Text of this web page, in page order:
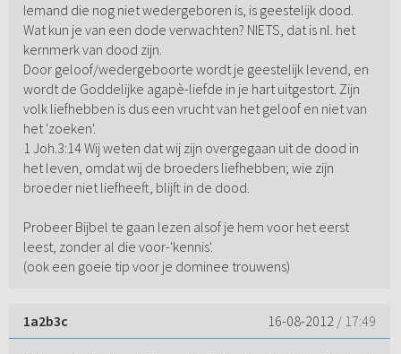
Iemand die nog niet wedergeboren is, is geestelijk dood.
Wat kun je van een dode verwachten? NIETS, dat is nl. het
kernmerk van dood zijn.
Door geloof/wedergeboorte wordt je geestelijk levend, en
wordt de Goddelijke agapè-liefde in je hart uitgestort. Zijn
volk liefhebben is dus een vrucht van het geloof en niet van
het 'zoeken'.
1 Joh.3:14 Wij weten dat wij zijn overgegaan uit de dood in
het leven, omdat wij de broeders liefhebben; wie zijn
broeder niet liefheeft, blijft in de dood.
Probeer Bijbel te gaan lezen alsof je hem voor het eerst
leest, zonder al die voor-'kennis'.
(ook een goeie tip voor je dominee trouwens)
1a2b3c 16-08-2012 / 17:49